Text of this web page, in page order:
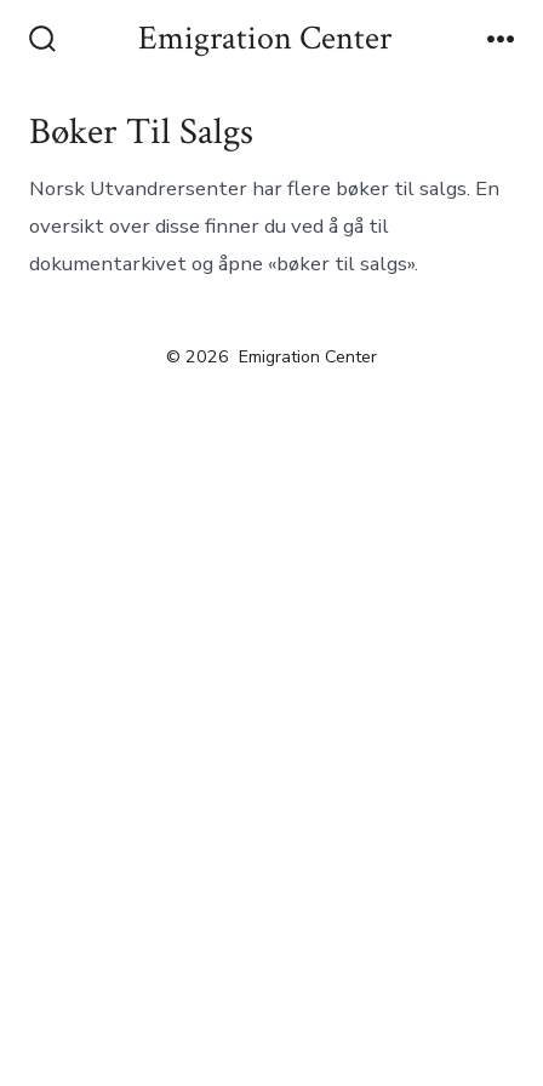
Emigration Center
Bøker Til Salgs
Norsk Utvandrersenter har flere bøker til salgs. En
oversikt over disse finner du ved å gå til
dokumentarkivet og åpne «bøker til salgs».
© 2026 Emigration Center